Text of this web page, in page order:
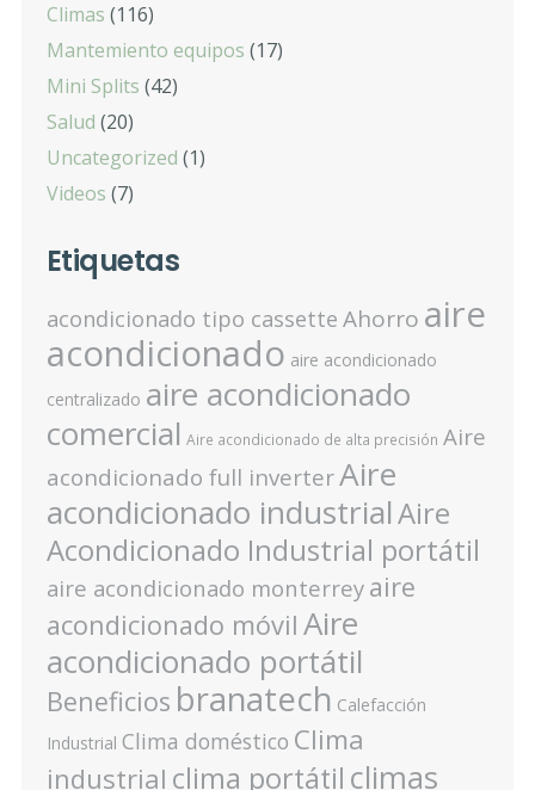
Climas (116)
Mantemiento equipos (17)
Mini Splits (42)
Salud (20)
Uncategorized (1)
Videos (7)
Etiquetas
acondicionado tipo cassette Ahorro aire
acondicionado aire acondicionado
centralizado aire acondicionado
comercial Aire acondicionado de alta precisión Aire
acondicionado full inverterAire
acondicionado industrialAire
Acondicionado Industrial portátil
aire acondicionado monterrey aire
acondicionado móvil Aire
acondicionado portátil
Beneficios branatech Calefacción
Industrial Clima doméstico Clima
industrial clima portátil climas